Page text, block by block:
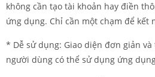
không cần tạo tài khoản hay điền
ứng dụng. Chỉ cần một chạm để kết
* Dễ sử dụng: Giao diện đơn giản
người dùng có thể sử dụng ứng